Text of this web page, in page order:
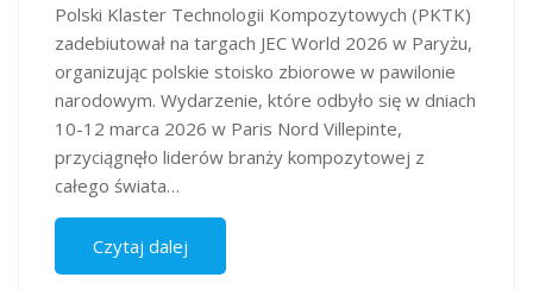
Polski Klaster Technologii Kompozytowych (PKTK)
zadebiutował na targach JEC World 2026 w Paryżu,
organizując polskie stoisko zbiorowe w pawilonie
narodowym. Wydarzenie, które odbyło się w dniach
10-12 marca 2026 w Paris Nord Villepinte,
przyciągnęło liderów branży kompozytowej z
całego świata…
Czytaj dalej